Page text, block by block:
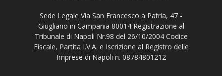
Sede Legale Via San Francesco a Patria, 47 -
Giugliano in Campania 80014 Registrazione al
Tribunale di Napoli Nr.98 del 26/10/2004 Codice
Fiscale, Partita I.V.A. e Iscrizione al Registro delle
Imprese di Napoli n. 08784801212